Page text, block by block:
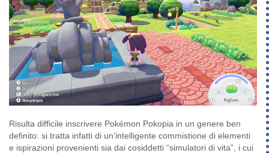
Risulta difficile inscrivere Pokémon Pokopia in un genere ben
definito: si tratta infatti di un’intelligente commistione di elementi
e ispirazioni provenienti sia dai cosiddetti “simulatori di vita”, i cui